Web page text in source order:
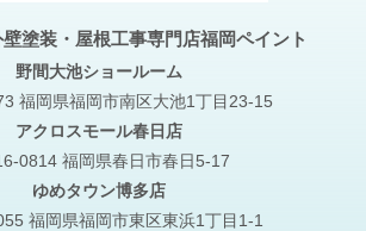
塗装・屋根工事専門店福岡ペイント
野間大池ショールーム
福岡県福岡市南区大池1丁目23-15
アクロスモール春日店
0814 福岡県春日市春日5-17
ゆめタウン博多店
福岡県福岡市東区東浜1丁目1-1